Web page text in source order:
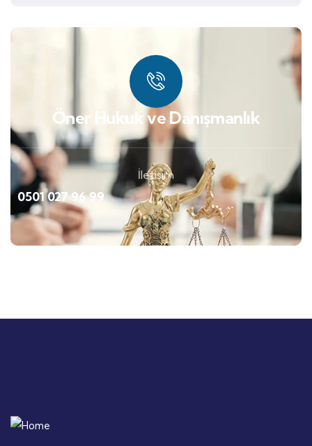
Öner Hukuk ve Danışmanlık
İletişim
0501 027 96 99